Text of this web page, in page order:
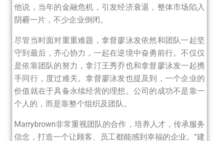
他说，当年的金融危机，引发经济衰退，整体市场陷入
阴霾一片，不少企业倒闭。
尽管当时面对重重难题，拿督廖泳发依然和团队一起坚
守到最后，齐心协力，一起在逆境中奋勇前行。不仅仅
是依靠团队的努力，拿汀王秀乔也和拿督廖泳发一起携
手同行，度过难关。拿督廖泳发也提及到，一个企业的
价值就在于具备永续经营的理想。公司的成功不是靠一
个人的，而是靠整个组织及团队。
Marrybrown非常重视团队的合作，培养人才，传承服务
信念，打造一个让顾客、员工都能感到幸福的企业。“建